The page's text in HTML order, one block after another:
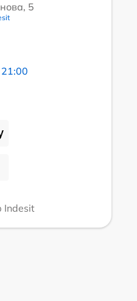
5
Indesit